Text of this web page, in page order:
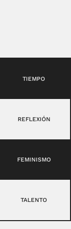
TIEMPO
REFLEXIÓN
FEMINISMO
TALENTO